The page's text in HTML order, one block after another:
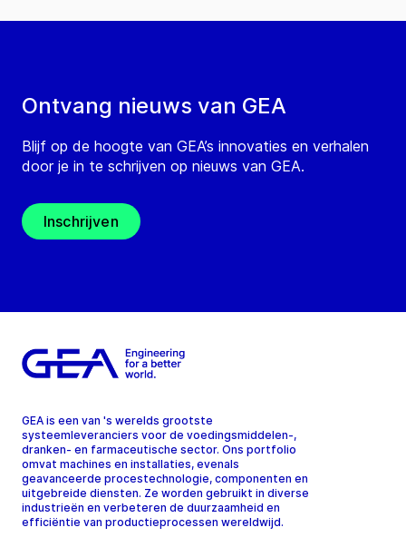
Ontvang nieuws van GEA
Blijf op de hoogte van GEA’s innovaties en verhalen
door je in te schrijven op nieuws van GEA.
Inschrijven
GEA is een van 's werelds grootste
systeemleveranciers voor de voedingsmiddelen-,
dranken- en farmaceutische sector. Ons portfolio
omvat machines en installaties, evenals
geavanceerde procestechnologie, componenten en
uitgebreide diensten. Ze worden gebruikt in diverse
industrieën en verbeteren de duurzaamheid en
efficiëntie van productieprocessen wereldwijd.